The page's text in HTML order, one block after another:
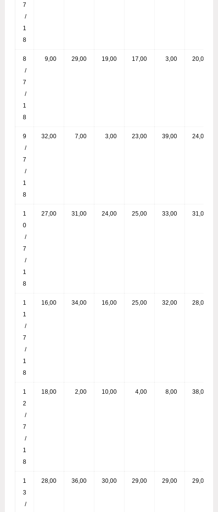
7
/
1
8
8
/
7
/
1
8
9,00 29,00 19,00 17,00 3,00 20,00
9
/
7
/
1
8
32,00 7,00 3,00 23,00 39,00 24,00
1
0
/
7
/
1
8
27,00 31,00 24,00 25,00 33,00 31,00
1
1
/
7
/
1
8
16,00 34,00 16,00 25,00 32,00 28,00
1
2
/
7
/
1
8
18,00 2,00 10,00 4,00 8,00 38,00
1
3
/
28,00 36,00 30,00 29,00 29,00 29,00